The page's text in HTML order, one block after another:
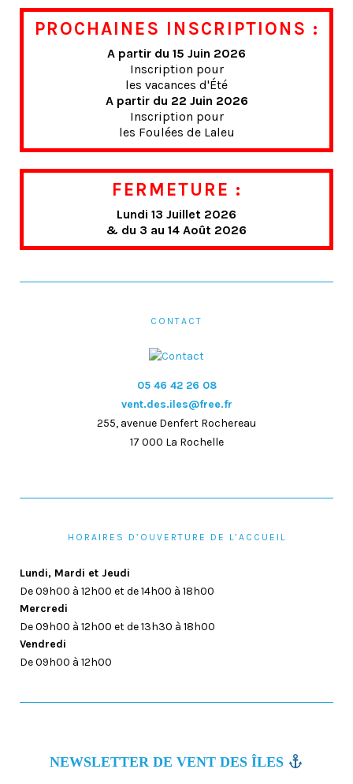
PROCHAINES INSCRIPTIONS :
A partir du 15 Juin 2026
Inscription pour
les vacances d'Été
A partir du 22 Juin 2026
Inscription pour
les Foulées de Laleu
FERMETURE :
Lundi 13 Juillet 2026
& du 3 au 14 Août 2026
CONTACT
05 46 42 26 08
vent.des.iles@free.fr
255, avenue Denfert Rochereau
17 000 La Rochelle
HORAIRES D’OUVERTURE DE L’ACCUEIL
Lundi, Mardi et Jeudi
De 09h00 à 12h00 et de 14h00 à 18h00
Mercredi
De 09h00 à 12h00 et de 13h30 à 18h00
Vendredi
De 09h00 à 12h00
NEWSLETTER DE VENT DES ÎLES